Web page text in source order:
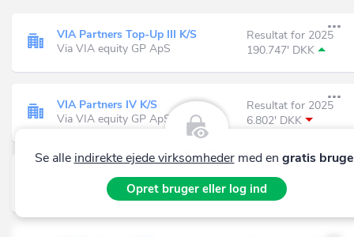
VIA Partners Top-Up III K/S
Via VIA equity GP ApS
Resultat for 2025
190.747' DKK
VIA Partners IV K/S
Via VIA equity GP ApS
Resultat for 2025
6.802' DKK
VIA equity Fund IV K/S
Via VIA equity GP ApS
Resultat for 2021
-11.553' DKK
Se alle indirekte ejede virksomhedermed en gratis
Opret bruger eller log ind